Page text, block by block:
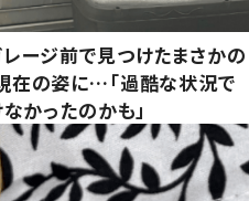
ージ前で見つけたまさかの
の姿に…「過酷な状況で
かったのかも」